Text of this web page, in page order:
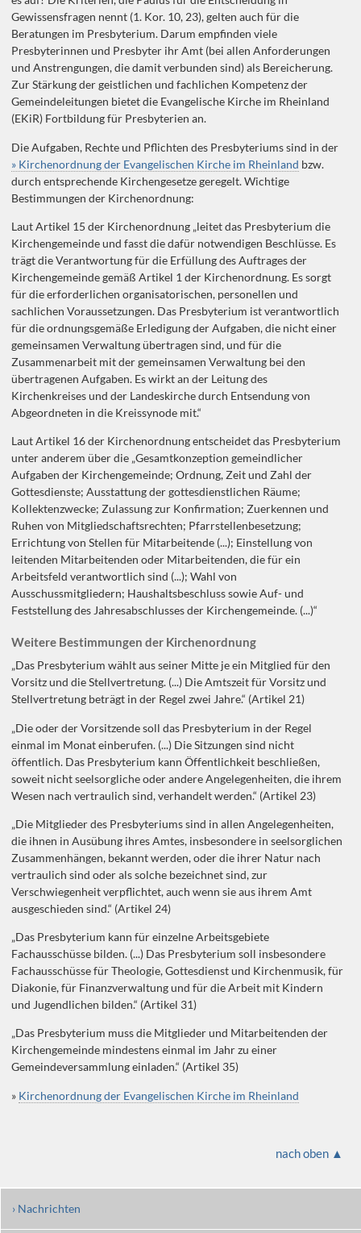
Gewissensfragen nennt (1. Kor. 10, 23), gelten auch für die
Beratungen im Presbyterium. Darum empfinden viele
Presbyterinnen und Presbyter ihr Amt (bei allen Anforderungen
und Anstrengungen, die damit verbunden sind) als Bereicherung.
Zur Stärkung der geistlichen und fachlichen Kompetenz der
Gemeindeleitungen bietet die Evangelische Kirche im Rheinland
(EKiR) Fortbildung für Presbyterien an.
Die Aufgaben, Rechte und Pflichten des Presbyteriums sind in der
» Kirchenordnung der Evangelischen Kirche im Rheinland bzw.
durch entsprechende Kirchengesetze geregelt. Wichtige
Bestimmungen der Kirchenordnung:
Laut Artikel 15 der Kirchenordnung „leitet das Presbyterium die
Kirchengemeinde und fasst die dafür notwendigen Beschlüsse. Es
trägt die Verantwortung für die Erfüllung des Auftrages der
Kirchengemeinde gemäß Artikel 1 der Kirchenordnung. Es sorgt
für die erforderlichen organisatorischen, personellen und
sachlichen Voraussetzungen. Das Presbyterium ist verantwortlich
für die ordnungsgemäße Erledigung der Aufgaben, die nicht einer
gemeinsamen Verwaltung übertragen sind, und für die
Zusammenarbeit mit der gemeinsamen Verwaltung bei den
übertragenen Aufgaben. Es wirkt an der Leitung des
Kirchenkreises und der Landeskirche durch Entsendung von
Abgeordneten in die Kreissynode mit.“
Laut Artikel 16 der Kirchenordnung entscheidet das Presbyterium
unter anderem über die „Gesamtkonzeption gemeindlicher
Aufgaben der Kirchengemeinde; Ordnung, Zeit und Zahl der
Gottesdienste; Ausstattung der gottesdienstlichen Räume;
Kollektenzwecke; Zulassung zur Konfirmation; Zuerkennen und
Ruhen von Mitgliedschaftsrechten; Pfarrstellenbesetzung;
Errichtung von Stellen für Mitarbeitende (...); Einstellung von
leitenden Mitarbeitenden oder Mitarbeitenden, die für ein
Arbeitsfeld verantwortlich sind (...); Wahl von
Ausschussmitgliedern; Haushaltsbeschluss sowie Auf- und
Feststellung des Jahresabschlusses der Kirchengemeinde. (...)“
Weitere Bestimmungen der Kirchenordnung
„Das Presbyterium wählt aus seiner Mitte je ein Mitglied für den
Vorsitz und die Stellvertretung. (...) Die Amtszeit für Vorsitz und
Stellvertretung beträgt in der Regel zwei Jahre.“ (Artikel 21)
„Die oder der Vorsitzende soll das Presbyterium in der Regel
einmal im Monat einberufen. (...) Die Sitzungen sind nicht
öffentlich. Das Presbyterium kann Öffentlichkeit beschließen,
soweit nicht seelsorgliche oder andere Angelegenheiten, die ihrem
Wesen nach vertraulich sind, verhandelt werden.“ (Artikel 23)
„Die Mitglieder des Presbyteriums sind in allen Angelegenheiten,
die ihnen in Ausübung ihres Amtes, insbesondere in seelsorglichen
Zusammenhängen, bekannt werden, oder die ihrer Natur nach
vertraulich sind oder als solche bezeichnet sind, zur
Verschwiegenheit verpflichtet, auch wenn sie aus ihrem Amt
ausgeschieden sind.“ (Artikel 24)
„Das Presbyterium kann für einzelne Arbeitsgebiete
Fachausschüsse bilden. (...) Das Presbyterium soll insbesondere
Fachausschüsse für Theologie, Gottesdienst und Kirchenmusik, für
Diakonie, für Finanzverwaltung und für die Arbeit mit Kindern
und Jugendlichen bilden.“ (Artikel 31)
„Das Presbyterium muss die Mitglieder und Mitarbeitenden der
Kirchengemeinde mindestens einmal im Jahr zu einer
Gemeindeversammlung einladen.“ (Artikel 35)
» Kirchenordnung der Evangelischen Kirche im Rheinland
nach oben ▲
› Nachrichten